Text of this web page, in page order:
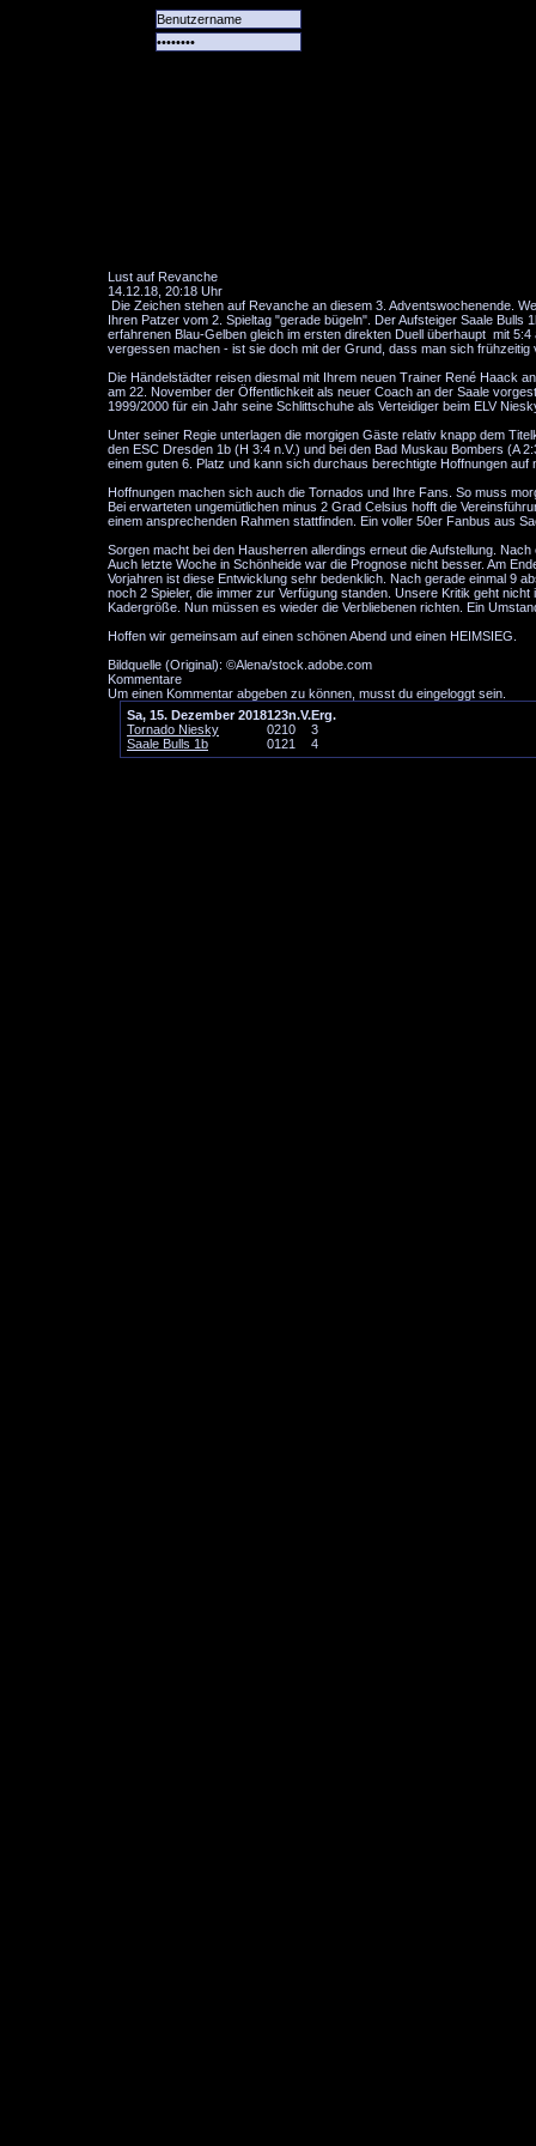
Lust auf Revanche
14.12.18, 20:18 Uhr
Die Zeichen stehen auf Revanche an diesem 3. Adventswochenende.
Ihren Patzer vom 2. Spieltag "gerade bügeln". Der Aufsteiger Saale
erfahrenen Blau-Gelben gleich im ersten direkten Duell überhaupt mit
vergessen machen - ist sie doch mit der Grund, dass man sich
Die Händelstädter reisen diesmal mit Ihrem neuen Trainer René Haack
am 22. November der Öffentlichkeit als neuer Coach an der Saale
1999/2000 für ein Jahr seine Schlittschuhe als Verteidiger beim ELV
Unter seiner Regie unterlagen die morgigen Gäste relativ knapp dem
den ESC Dresden 1b (H 3:4 n.V.) und bei den Bad Muskau Bombers (A
einem guten 6. Platz und kann sich durchaus berechtigte Hoffnungen auf
Hoffnungen machen sich auch die Tornados und Ihre Fans. So muss
Bei erwarteten ungemütlichen minus 2 Grad Celsius hofft die
einem ansprechenden Rahmen stattfinden. Ein voller 50er Fanbus aus
Sorgen macht bei den Hausherren allerdings erneut die Aufstellung.
Auch letzte Woche in Schönheide war die Prognose nicht besser. Am
Vorjahren ist diese Entwicklung sehr bedenklich. Nach gerade einmal 9
noch 2 Spieler, die immer zur Verfügung standen. Unsere Kritik geht
Kadergröße. Nun müssen es wieder die Verbliebenen richten. Ein
Hoffen wir gemeinsam auf einen schönen Abend und einen HEIMSIEG.
Bildquelle (Original): ©Alena/stock.adobe.com
Kommentare
Um einen Kommentar abgeben zu können, musst du eingeloggt sein.
Sa, 15. Dezember 2018123n.V.Erg.
Tornado Niesky
0210
3
Saale Bulls 1b
0121 4